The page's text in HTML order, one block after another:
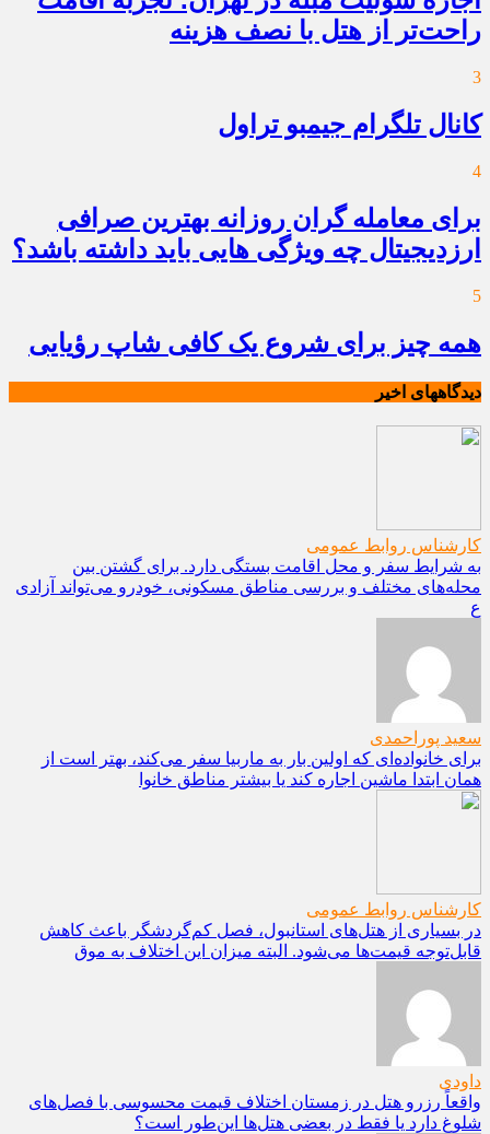
راحت‌تر از هتل با نصف هزینه
3
کانال تلگرام جیمبو تراول
4
برای معامله گران روزانه بهترین صرافی
ارزدیجیتال چه ویژگی هایی باید داشته باشد؟
5
همه چیز برای شروع یک کافی شاپ رؤیایی
دیدگاههای اخیر
کارشناس روابط عمومی
به شرایط سفر و محل اقامت بستگی دارد. برای گشتن بین
محله‌های مختلف و بررسی مناطق مسکونی، خودرو می‌تواند آزادی
ع
سعید پوراحمدی
برای خانواده‌ای که اولین بار به ماربیا سفر می‌کند، بهتر است از
همان ابتدا ماشین اجاره کند یا بیشتر مناطق خانوا
کارشناس روابط عمومی
در بسیاری از هتل‌های استانبول، فصل کم‌گردشگر باعث کاهش
قابل‌توجه قیمت‌ها می‌شود. البته میزان این اختلاف به موق
داودی
واقعاً رزرو هتل در زمستان اختلاف قیمت محسوسی با فصل‌های
شلوغ دارد یا فقط در بعضی هتل‌ها این‌طور است؟